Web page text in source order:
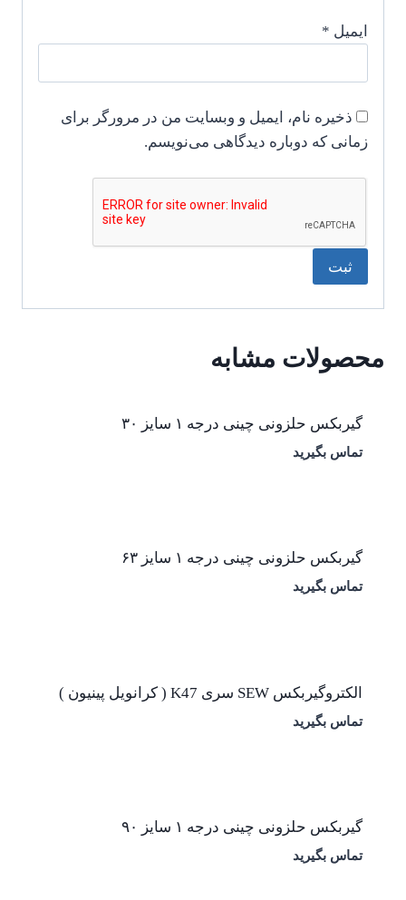
ایمیل *
ذخیره نام، ایمیل و وبسایت من در مرورگر برای
زمانی که دوباره دیدگاهی می‌نویسم.
محصولات مشابه
گیربکس حلزونی چینی درجه ۱ سایز ۳۰
تماس بگیرید
گیربکس حلزونی چینی درجه ۱ سایز ۶۳
تماس بگیرید
الکتروگیربکس SEW سری K47 ( کرانویل پینیون )
تماس بگیرید
گیربکس حلزونی چینی درجه ۱ سایز ۹۰
تماس بگیرید